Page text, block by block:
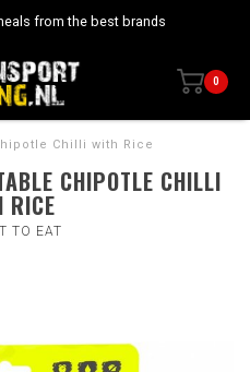
from the best brands
0
Chilli with Rice
CHIPOTLE CHILLI
RICE
TO EAT